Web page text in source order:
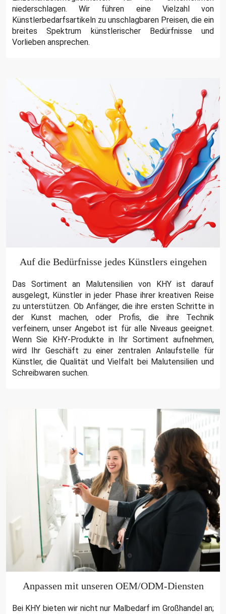
niederschlagen. Wir führen eine Vielzahl von
Künstlerbedarfsartikeln zu unschlagbaren Preisen, die ein
breites Spektrum künstlerischer Bedürfnisse und
Vorlieben ansprechen.
Auf die Bedürfnisse jedes Künstlers eingehen
Das Sortiment an Malutensilien von KHY ist darauf
ausgelegt, Künstler in jeder Phase ihrer kreativen Reise
zu unterstützen. Ob Anfänger, die ihre ersten Schritte in
der Kunst machen, oder Profis, die ihre Technik
verfeinern, unser Angebot ist für alle Niveaus geeignet.
Wenn Sie KHY-Produkte in Ihr Sortiment aufnehmen,
wird Ihr Geschäft zu einer zentralen Anlaufstelle für
Künstler, die Qualität und Vielfalt bei Malutensilien und
Schreibwaren suchen.
Anpassen mit unseren OEM/ODM-Diensten
Bei KHY bieten wir nicht nur Malbedarf im Großhandel an;